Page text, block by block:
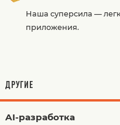
Наша суперсила —
приложения.
ДРУГИЕ
AI-разработка